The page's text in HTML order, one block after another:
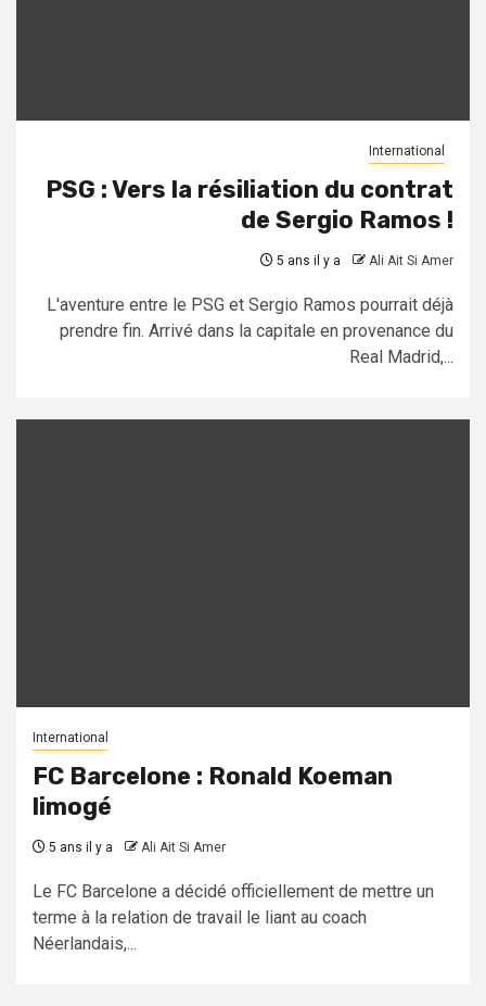
International
PSG : Vers la résiliation du contrat
de Sergio Ramos !
5 ans il y a Ali Ait Si Amer
L'aventure entre le PSG et Sergio Ramos pourrait déjà
prendre fin. Arrivé dans la capitale en provenance du
Real Madrid,...
International
FC Barcelone : Ronald Koeman
limogé
5 ans il y a Ali Ait Si Amer
Le FC Barcelone a décidé officiellement de mettre un
terme à la relation de travail le liant au coach
Néerlandais,...